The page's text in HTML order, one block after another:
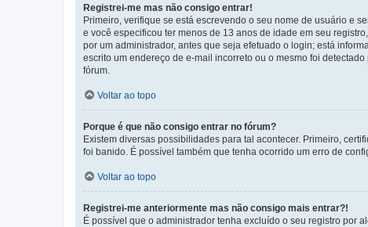
Registrei-me mas não consigo entrar!
Primeiro, verifique se está escrevendo o seu nome de usuário e
e você especificou ter menos de 13 anos de idade em seu
por um administrador, antes que seja efetuado o login; está
escrito um endereço de e-mail incorreto ou o mesmo foi
fórum.
Voltar ao topo
Porque é que não consigo entrar no fórum?
Existem diversas possibilidades para tal acontecer. Primeiro,
foi banido. É possível também que tenha ocorrido um erro de
Voltar ao topo
Registrei-me anteriormente mas não consigo mais entrar?!
É possível que o administrador tenha excluído o seu registro por